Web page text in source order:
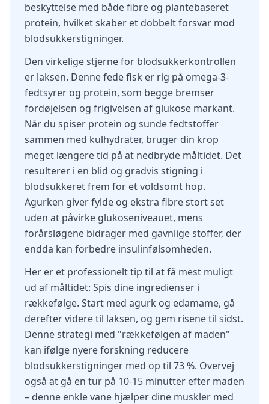
beskyttelse med både fibre og plantebaseret
protein, hvilket skaber et dobbelt forsvar mod
blodsukkerstigninger.
Den virkelige stjerne for blodsukkerkontrollen
er laksen. Denne fede fisk er rig på omega-3-
fedtsyrer og protein, som begge bremser
fordøjelsen og frigivelsen af glukose markant.
Når du spiser protein og sunde fedtstoffer
sammen med kulhydrater, bruger din krop
meget længere tid på at nedbryde måltidet. Det
resulterer i en blid og gradvis stigning i
blodsukkeret frem for et voldsomt hop.
Agurken giver fylde og ekstra fibre stort set
uden at påvirke glukoseniveauet, mens
forårsløgene bidrager med gavnlige stoffer, der
endda kan forbedre insulinfølsomheden.
Her er et professionelt tip til at få mest muligt
ud af måltidet: Spis dine ingredienser i
rækkefølge. Start med agurk og edamame, gå
derefter videre til laksen, og gem risene til sidst.
Denne strategi med "rækkefølgen af maden"
kan ifølge nyere forskning reducere
blodsukkerstigninger med op til 73 %. Overvej
også at gå en tur på 10-15 minutter efter maden
– denne enkle vane hjælper dine muskler med